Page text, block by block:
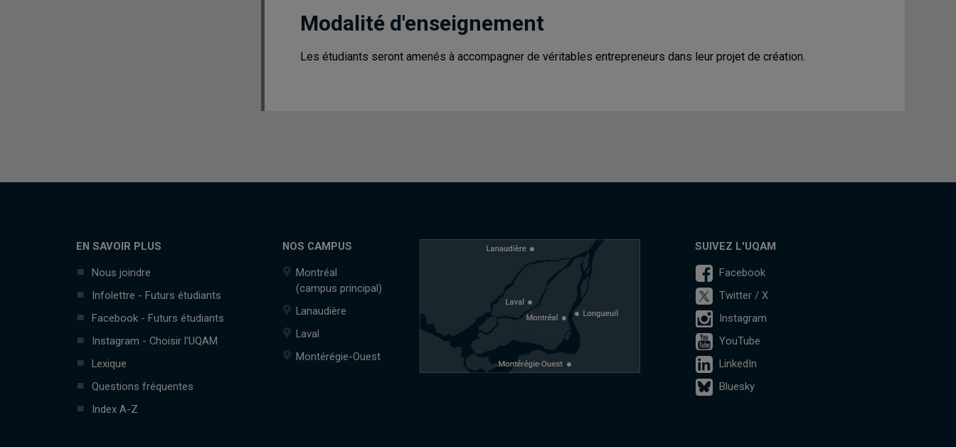
Modalité d'enseignement
Les étudiants seront amenés à accompagner de véritables entrepreneurs dans leur projet de création.
EN SAVOIR PLUS
Nous joindre
Infolettre - Futurs étudiants
Facebook - Futurs étudiants
Instagram - Choisir l'UQAM
Lexique
Questions fréquentes
Index A-Z
NOS CAMPUS
Montréal
(campus principal)
Lanaudière
Laval
Montérégie-Ouest
SUIVEZ L'UQAM
Facebook
Twitter / X
Instagram
YouTube
LinkedIn
Bluesky